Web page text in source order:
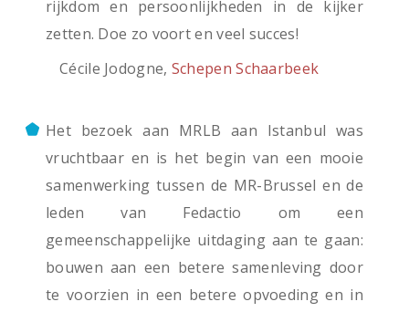
rijkdom en persoonlijkheden in de kijker
zetten. Doe zo voort en veel succes!
Cécile Jodogne, Schepen Schaarbeek
Het bezoek aan MRLB aan Istanbul was
vruchtbaar en is het begin van een mooie
samenwerking tussen de MR-Brussel en de
leden van Fedactio om een
gemeenschappelijke uitdaging aan te gaan:
bouwen aan een betere samenleving door
te voorzien in een betere opvoeding en in